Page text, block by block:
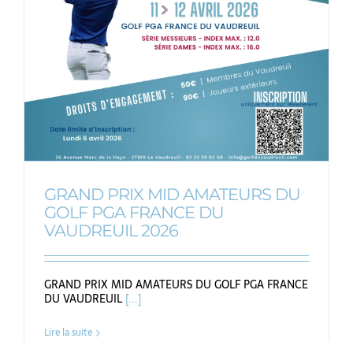
GRAND PRIX MID AMATEURS DU
GOLF PGA FRANCE DU
VAUDREUIL 2026
GRAND PRIX MID AMATEURS DU GOLF PGA FRANCE
DU VAUDREUIL[...]
Lire la suite